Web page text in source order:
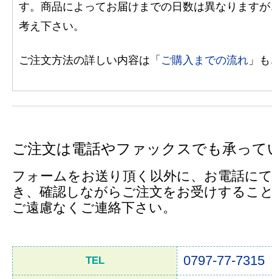
す。商品によってお届けまでの日数は異なります
考え下さい。
ご注文方法の詳しい内容は「 ご購入までの流れ 」
ご注文は電話やファックスでも承って
フォームをお送り頂く以外に、お電話に
き、確認しながらご注文をお受けするこ
ご遠慮なくご連絡下さい。
TEL 0797-77-7315